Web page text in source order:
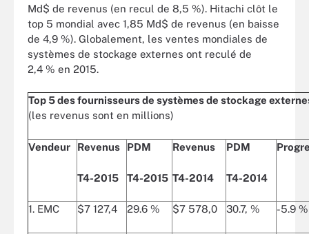
Md$ de revenus (en recul de 8,5 %). Hitachi clôt le
top 5 mondial avec 1,85 Md$ de revenus (en baisse
de 4,9 %). Globalement, les ventes mondiales de
systèmes de stockage externes ont reculé de
2,4 % en 2015.
Top 5 des fournisseurs de systèmes de stockage
(les revenus sont en millions)
Vendeur Revenus
T4-2015
PDM
T4-2015
Revenus
T4-2014
PDM
T4-2014
1. EMC $7 127,4 29.6 % $7 578,0 30.7, % -5.9 %